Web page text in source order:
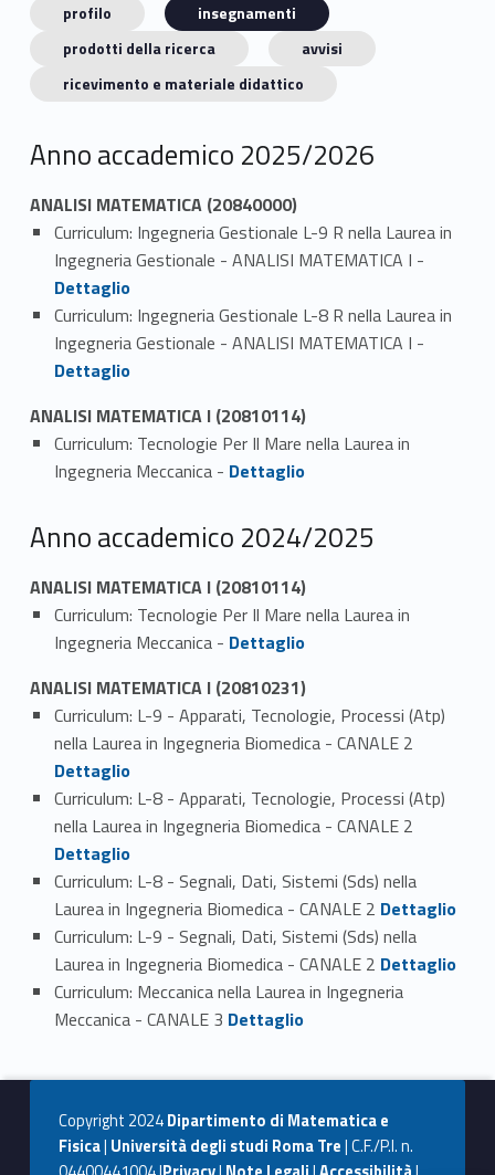
profilo
insegnamenti
prodotti della ricerca
avvisi
ricevimento e materiale didattico
Anno accademico 2025/2026
ANALISI MATEMATICA (20840000)
Curriculum: Ingegneria Gestionale L-9 R nella Laurea in
Ingegneria Gestionale - ANALISI MATEMATICA I -
Dettaglio
Curriculum: Ingegneria Gestionale L-8 R nella Laurea in
Ingegneria Gestionale - ANALISI MATEMATICA I -
Dettaglio
ANALISI MATEMATICA I (20810114)
Curriculum: Tecnologie Per Il Mare nella Laurea in
Ingegneria Meccanica - Link identifier #identifier_person_197042-1
Dettaglio
Anno accademico 2024/2025
ANALISI MATEMATICA I (20810114)
Curriculum: Tecnologie Per Il Mare nella Laurea in
Ingegneria Meccanica - Link identifier #identifier_person_151715-1
Dettaglio
ANALISI MATEMATICA I (20810231)
Curriculum: L-9 - Apparati, Tecnologie, Processi (Atp)
nella Laurea in Ingegneria Biomedica - CANALE 2Link identifier #identifier_person_82475-1
Dettaglio
Curriculum: L-8 - Apparati, Tecnologie, Processi (Atp)
nella Laurea in Ingegneria Biomedica - CANALE 2Link identifier #identifier_person_32935-2
Dettaglio
Curriculum: L-8 - Segnali, Dati, Sistemi (Sds) nella
Laurea in Ingegneria Biomedica - CANALE 2 Link identifier #identifier_person_66648-3
Dettaglio
Curriculum: L-9 - Segnali, Dati, Sistemi (Sds) nella
Laurea in Ingegneria Biomedica - CANALE 2 Link identifier #identifier_person_31574-4
Dettaglio
Curriculum: Meccanica nella Laurea in Ingegneria
Meccanica - CANALE 3 Link identifier #identifier_person_161814-5
Dettaglio
Copyright 2024Dipartimento di Matematica e
Fisica| Università degli studi Roma Tre| C.F./P.I. n.